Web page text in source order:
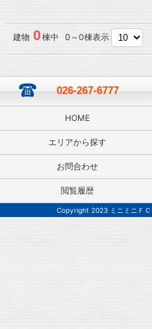
建物 0棟中 0～0棟表示
026-267-6777
HOME
エリアから探す
お問合わせ
閲覧履歴
Copyright 2023 ミニミニＦ